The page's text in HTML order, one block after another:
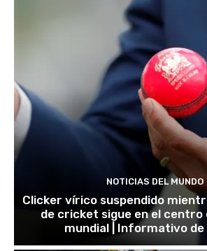
NOTICIAS DEL MUNDO
Clicker vírico suspendido
de cricket sigue en el centro
mundial | Informativo